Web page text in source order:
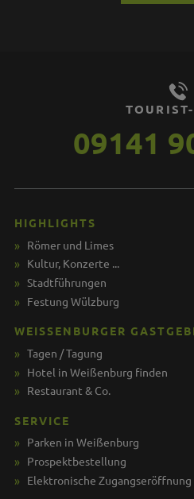
09141
HIGHLIGHTS
Römer und Limes
Kultur, Konzerte ...
Stadtführungen
Festung Wülzburg
WEISSENBURGER
Tagen / Tagung
Hotel in Weißenburg finden
Restaurant & Co.
SERVICE
Parken in Weißenburg
Prospektbestellung
Elektronische Zugangseröffnung